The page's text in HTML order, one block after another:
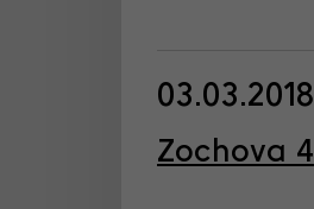
03.03.2018
Zochova 4